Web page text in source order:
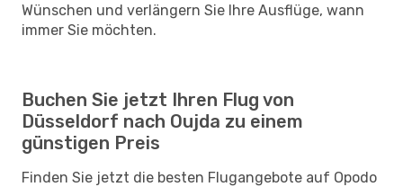
Wünschen und verlängern Sie Ihre Ausflüge, wann
immer Sie möchten.
Buchen Sie jetzt Ihren Flug von
Düsseldorf nach Oujda zu einem
günstigen Preis
Finden Sie jetzt die besten Flugangebote auf Opodo